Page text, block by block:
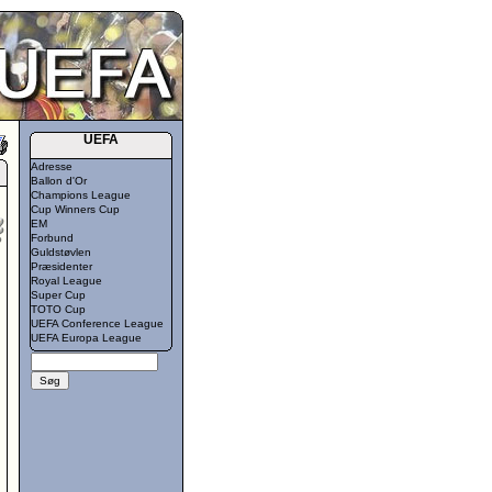
UEFA
Adresse
Ballon d'Or
Champions League
Cup Winners Cup
EM
Forbund
Guldstøvlen
Præsidenter
Royal League
Super Cup
TOTO Cup
UEFA Conference League
UEFA Europa League